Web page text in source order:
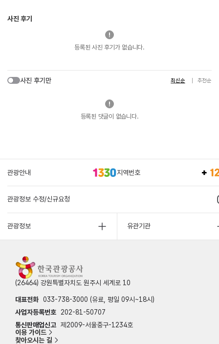
사진 후기
등록된 사진 후기가 없습니다.
사진 후기만 최신순 추천순
등록된 댓글이 없습니다.
관광안내 지역번호
관광정보 수정/신규요청
관광정보 유관기관
(26464) 강원특별자치도 원주시 세계로 10
대표전화 033-738-3000 (유료, 평일 09시~18시)
사업자등록번호
202-81-50707
통신판매업신고 제2009-서울중구-1234호
이용 가이드
찾아오시는 길